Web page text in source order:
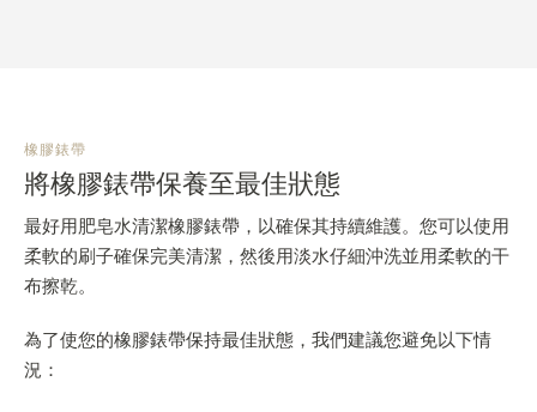
橡膠錶帶
將橡膠錶帶保養至最佳狀態
最好用肥皂水清潔橡膠錶帶，以確保其持續維護。您可以使用
柔軟的刷子確保完美清潔，然後用淡水仔細沖洗並用柔軟的干
布擦乾。
為了使您的橡膠錶帶保持最佳狀態，我們建議您避免以下情
況：